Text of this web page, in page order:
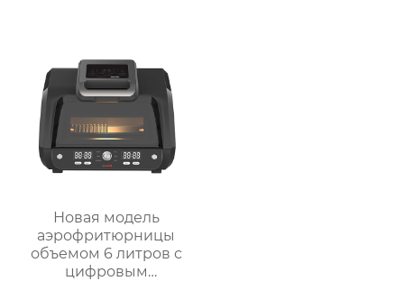
Новая модель
аэрофритюрницы
объемом 6 литров с
цифровым